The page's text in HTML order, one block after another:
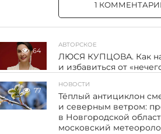
1
64
АВТОРСКОЕ
ЛЮСЯ КУПЦОВА. Как
и избавиться от
77
НОВОСТИ
Тёплый антициклон
и северным ветром:
в Новгородской
московский